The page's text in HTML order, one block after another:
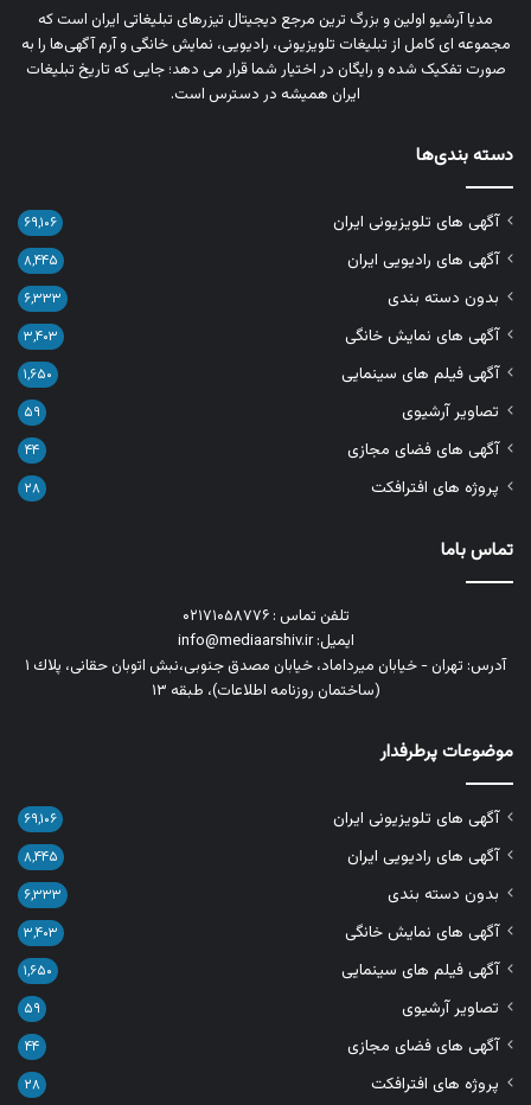
مدیا آرشیو اولین و بزرگ‌ ترین مرجع دیجیتال تیزرهای تبلیغاتی ایران است که
مجموعه‌ ای کامل از تبلیغات تلویزیونی، رادیویی، نمایش خانگی و آرم‌ آگهی‌ها را به‌
صورت تفکیک‌ شده و رایگان در اختیار شما قرار می‌ دهد؛ جایی که تاریخ تبلیغات
ایران همیشه در دسترس است.
دسته بندی‌ها
آگهی های تلویزیونی ایران ۶۹,۱۰۶
آگهی های رادیویی ایران ۸,۴۴۵
بدون دسته بندی ۶,۳۳۳
آگهی های نمایش خانگی ۳,۴۰۳
آگهی فیلم های سینمایی ۱,۶۵۰
تصاویر آرشیوی ۵۹
آگهی های فضای مجازی ۴۴
پروژه های افترافکت ۲۸
تماس باما
تلفن تماس : ۰۲۱۷۱۰۵۸۷۷۶
ایمیل: info@mediaarshiv.ir
آدرس: تهران - خیابان میرداماد، خیابان مصدق جنوبی،نبش اتوبان حقانی، پلاك ١
(ساختمان روزنامه اطلاعات)، طبقه ۱۳
موضوعات پرطرفدار
آگهی های تلویزیونی ایران ۶۹,۱۰۶
آگهی های رادیویی ایران ۸,۴۴۵
بدون دسته بندی ۶,۳۳۳
آگهی های نمایش خانگی ۳,۴۰۳
آگهی فیلم های سینمایی ۱,۶۵۰
تصاویر آرشیوی ۵۹
آگهی های فضای مجازی ۴۴
پروژه های افترافکت ۲۸